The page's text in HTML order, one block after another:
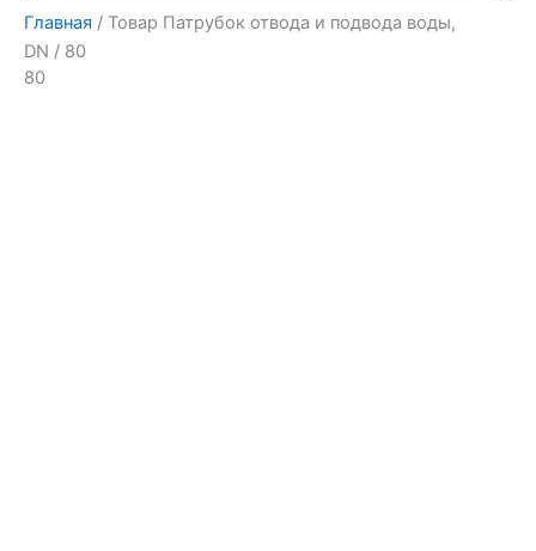
Главная / Товар Патрубок отвода и подвода воды,
DN / 80
80